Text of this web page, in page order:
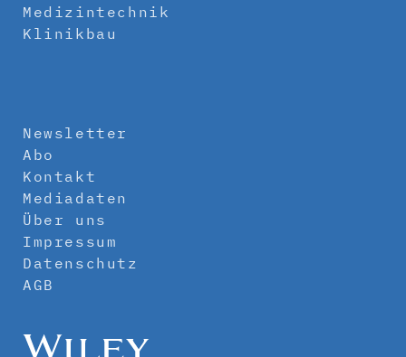
Medizintechnik
Klinikbau
Newsletter
Abo
Kontakt
Mediadaten
Über uns
Impressum
Datenschutz
AGB